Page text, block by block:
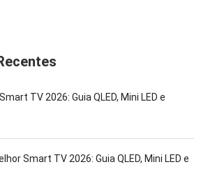
TV 2026: Guia QLED, Mini LED e
Smart TV 2026: Guia QLED, Mini LED e